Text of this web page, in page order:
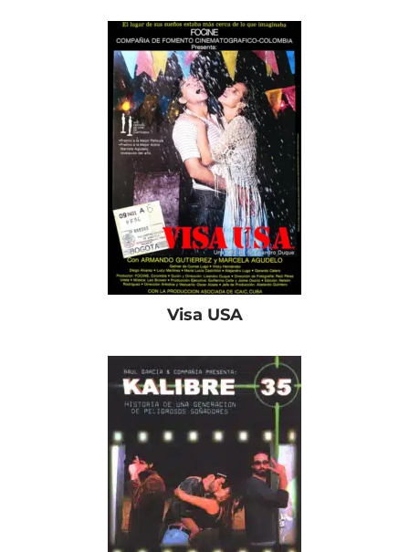
Visa USA